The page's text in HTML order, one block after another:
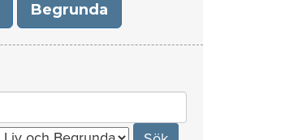
Begrunda